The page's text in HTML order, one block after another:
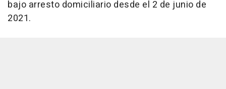
bajo arresto domiciliario desde el 2 de junio de
2021.